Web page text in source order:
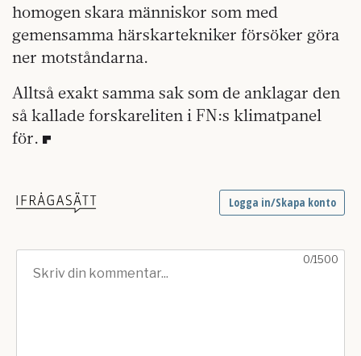
homogen skara människor som med
gemensamma härskartekniker försöker göra
ner motståndarna.
Alltså exakt samma sak som de anklagar den
så kallade forskareliten i FN:s klimatpanel
för.